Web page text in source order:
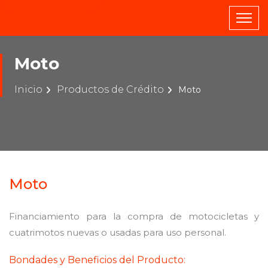
Moto
Inicio Productos de Crédito Moto
Moto
Financiamiento para la compra de motocicletas y
cuatrimotos nuevas o usadas para uso personal.
Bondades y Beneficios del Producto: